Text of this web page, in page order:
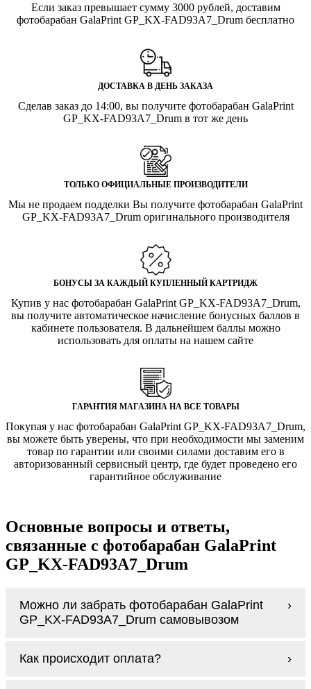
Если заказ превышает сумму 3000 рублей, доставим
фотобарабан GalaPrint GP_KX-FAD93A7_Drum бесплатно
ДОСТАВКА В ДЕНЬ ЗАКАЗА
Сделав заказ до 14:00, вы получите фотобарабан GalaPrint
GP_KX-FAD93A7_Drum в тот же день
ТОЛЬКО ОФИЦИАЛЬНЫЕ ПРОИЗВОДИТЕЛИ
Мы не продаем подделки Вы получите фотобарабан GalaPrint
GP_KX-FAD93A7_Drum оригинального производителя
БОНУСЫ ЗА КАЖДЫЙ КУПЛЕННЫЙ КАРТРИДЖ
Купив у нас фотобарабан GalaPrint GP_KX-FAD93A7_Drum,
вы получите автоматическое начисление бонусных баллов в
кабинете пользователя. В дальнейшем баллы можно
использовать для оплаты на нашем сайте
ГАРАНТИЯ МАГАЗИНА НА ВСЕ ТОВАРЫ
Покупая у нас фотобарабан GalaPrint GP_KX-FAD93A7_Drum,
вы можете быть уверены, что при необходимости мы заменим
товар по гарантии или своими силами доставим его в
авторизованный сервисный центр, где будет проведено его
гарантийное обслуживание
Основные вопросы и ответы,
связанные с фотобарабан GalaPrint
GP_KX-FAD93A7_Drum
Можно ли забрать фотобарабан GalaPrint
GP_KX-FAD93A7_Drum самовывозом
доставим заказ и сделаем это бесплатно
Как происходит оплата?